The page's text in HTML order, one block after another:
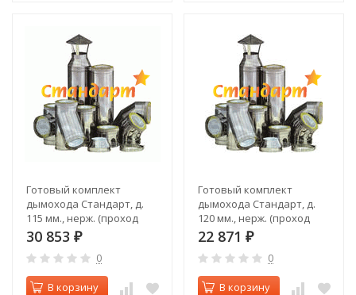
Готовый комплект
дымохода Стандарт, д.
115 мм., нерж. (проход
через стену, верхний
выход)
30 853 ₽
0
В корзину
Готовый комплект
дымохода Стандарт, д.
120 мм., нерж. (проход
через крышу, верхний
выход)
22 871 ₽
0
В корзину